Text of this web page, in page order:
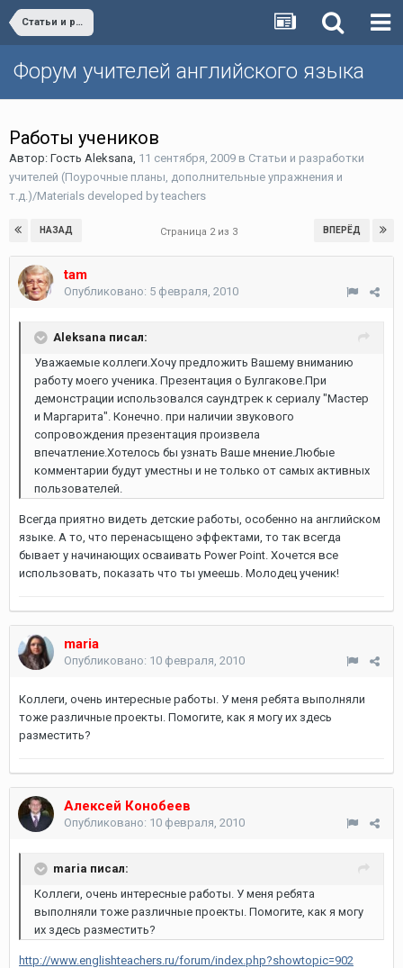
Статьи и разработки учителей (Поурочные планы, дополнительные упражнения и т.д.)/Materials developed by teachers
Форум учителей английского языка
Работы учеников
Автор: Гость Aleksana, 11 сентября, 2009 в Статьи и разработки
учителей (Поурочные планы, дополнительные упражнения и
т.д.)/Materials developed by teachers
НАЗАД ВПЕРЁД
Страница 2 из 3
tam
Опубликовано: 5 февраля, 2010
Aleksana писал:
Уважаемые коллеги.Хочу предложить Вашему вниманию
работу моего ученика. Презентация о Булгакове.При
демонстрации использовался саундтрек к сериалу "Мастер
и Маргарита". Конечно. при наличии звукового
сопровождения презентация произвела
впечатление.Хотелось бы узнать Ваше мнение.Любые
комментарии будут уместны и не только от самых активных
пользователей.
Всегда приятно видеть детские работы, особенно на английском
языке. А то, что перенасыщено эффектами, то так всегда
бывает у начинающих осваивать Power Point. Хочется все
использовать, показать что ты умеешь. Молодец ученик!
maria
Опубликовано: 10 февраля, 2010
Коллеги, очень интересные работы. У меня ребята выполняли
тоже различные проекты. Помогите, как я могу их здесь
разместить?
Алексей Конобеев
Опубликовано: 10 февраля, 2010
maria писал:
Коллеги, очень интересные работы. У меня ребята
выполняли тоже различные проекты. Помогите, как я могу
их здесь разместить?
http://www.englishteachers.ru/forum/index.php?showtopic=902